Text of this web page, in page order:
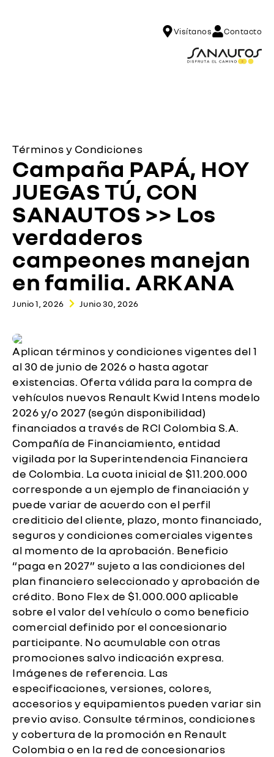
Visítanos Contacto
Términos y Condiciones
Campaña PAPÁ, HOY
JUEGAS TÚ, CON
SANAUTOS >> Los
verdaderos
campeones manejan
en familia. ARKANA
Junio 1, 2026 Junio 30, 2026
Aplican términos y condiciones vigentes del 1
al 30 de junio de 2026 o hasta agotar
existencias. Oferta válida para la compra de
vehículos nuevos Renault Kwid Intens modelo
2026 y/o 2027 (según disponibilidad)
financiados a través de RCI Colombia S.A.
Compañía de Financiamiento, entidad
vigilada por la Superintendencia Financiera
de Colombia. La cuota inicial de $11.200.000
corresponde a un ejemplo de financiación y
puede variar de acuerdo con el perfil
crediticio del cliente, plazo, monto financiado,
seguros y condiciones comerciales vigentes
al momento de la aprobación. Beneficio
“paga en 2027” sujeto a las condiciones del
plan financiero seleccionado y aprobación de
crédito. Bono Flex de $1.000.000 aplicable
sobre el valor del vehículo o como beneficio
comercial definido por el concesionario
participante. No acumulable con otras
promociones salvo indicación expresa.
Imágenes de referencia. Las
especificaciones, versiones, colores,
accesorios y equipamientos pueden variar sin
previo aviso. Consulte términos, condiciones
y cobertura de la promoción en Renault
Colombia o en la red de concesionarios